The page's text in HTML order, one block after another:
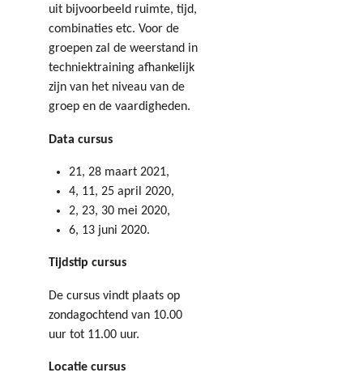
uit bijvoorbeeld ruimte, tijd,
combinaties etc. Voor de
groepen zal de weerstand in
techniektraining afhankelijk
zijn van het niveau van de
groep en de vaardigheden.
Data cursus
21, 28 maart 2021,
4, 11, 25 april 2020,
2, 23, 30 mei 2020,
6, 13 juni 2020.
Tijdstip cursus
De cursus vindt plaats op
zondagochtend van 10.00
uur tot 11.00 uur.
Locatie cursus